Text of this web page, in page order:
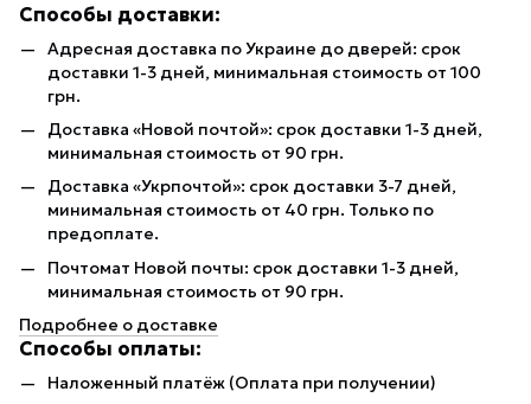
Способы доставки:
Адресная доставка по Украине до дверей: срок
доставки 1-3 дней, минимальная стоимость от 100
грн.
Доставка «Новой почтой»: срок доставки 1-3 дней,
минимальная стоимость от 90 грн.
Доставка «Укрпочтой»: срок доставки 3-7 дней,
минимальная стоимость от 40 грн. Только по
предоплате.
Почтомат Новой почты: срок доставки 1-3 дней,
минимальная стоимость от 90 грн.
Подробнее о доставке
Способы оплаты:
Наложенный платёж (Оплата при получении)